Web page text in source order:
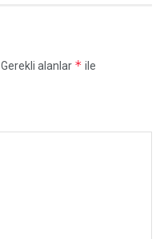
Gerekli alanlar * ile